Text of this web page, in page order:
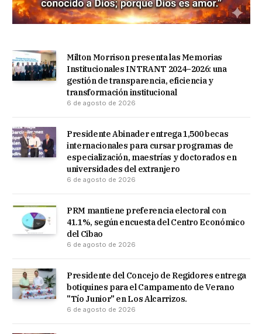
Milton Morrison presenta las Memorias
Institucionales INTRANT 2024–2026: una
gestión de transparencia, eficiencia y
transformación institucional
6 de agosto de 2026
Presidente Abinader entrega 1,500 becas
internacionales para cursar programas de
especialización, maestrías y doctorados en
universidades del extranjero
6 de agosto de 2026
PRM mantiene preferencia electoral con
41.1%, según encuesta del Centro Económico
del Cibao
6 de agosto de 2026
Presidente del Concejo de Regidores entrega
botiquines para el Campamento de Verano
"Tío Junior" en Los Alcarrizos.
6 de agosto de 2026